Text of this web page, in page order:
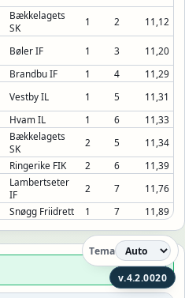
Bækkelagets
SK
1 2 11,12
Bøler IF 1 3
11,20
Brandbu IF 1 4
11,29
Vestby IL 1 5
11,31
Hvam IL 1 6
11,33
Bækkelagets
SK
2 5
11,34
Ringerike FIK 2 6
11,39
Lambertseter
IF
2 7
11,76
Snøgg Friidrett 1 7 11,89
10:40 ⊞
v.4.2.0020
Tema